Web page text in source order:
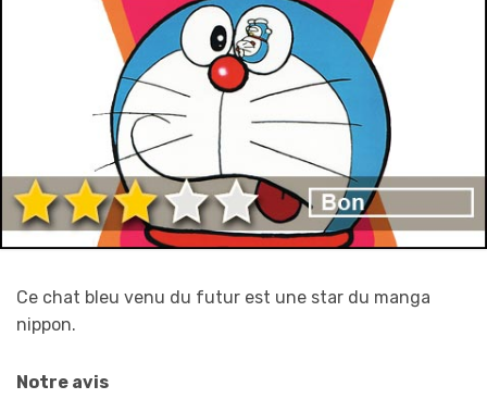
Ce chat bleu venu du futur est une star du manga
nippon.
Notre avis